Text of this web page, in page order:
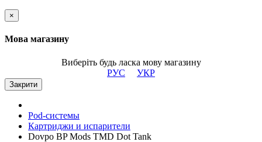
×
Мова магазину
Виберіть будь ласка мову магазину
РУС
УКР
Закрити
Pod-системы
Картриджи и испарители
Dovpo BP Mods TMD Dot Tank